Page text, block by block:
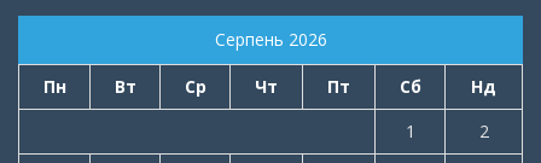
Серпень 2026
Пн Вт Ср Чт Пт Сб Нд
1
2